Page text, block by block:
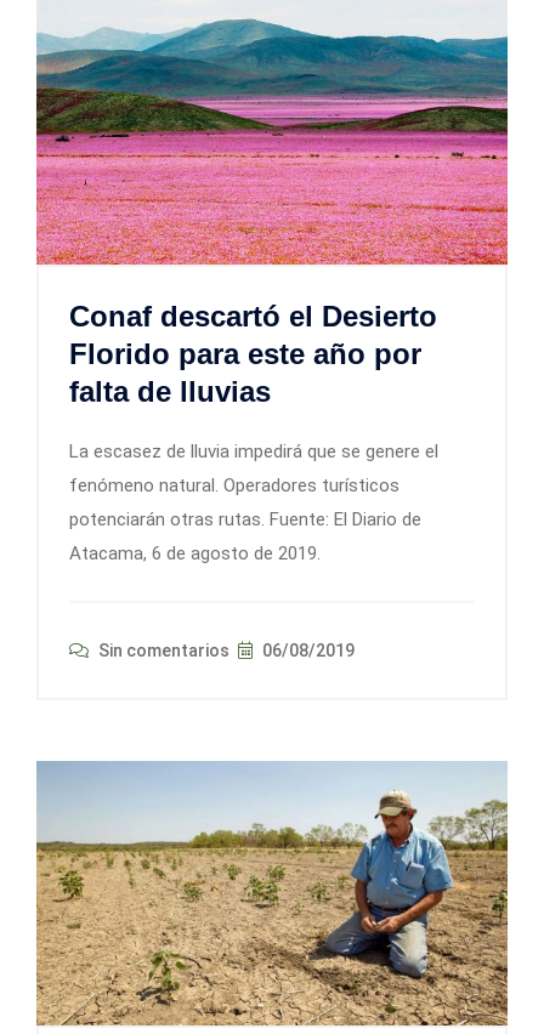
Conaf descartó el Desierto
Florido para este año por
falta de lluvias
La escasez de lluvia impedirá que se genere el
fenómeno natural. Operadores turísticos
potenciarán otras rutas. Fuente: El Diario de
Atacama, 6 de agosto de 2019.
Sin comentarios 06/08/2019